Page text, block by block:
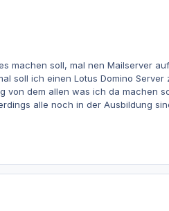
soll, mal nen Mailserver
soll ich einen Lotus Domino Server
von dem allen was ich da machen
alle noch in der Ausbildung